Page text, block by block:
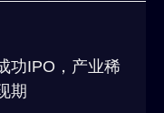
功IPO，产业稀
期